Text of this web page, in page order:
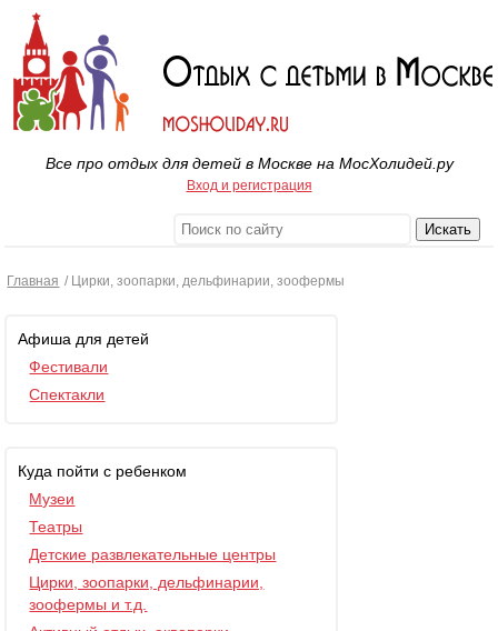
Все про отдых для детей в Москве на МосХолидей.ру
Вход и регистрация
Главная / Цирки, зоопарки, дельфинарии, зоофермы
Афиша для детей
Фестивали
Спектакли
Куда пойти с ребенком
Музеи
Театры
Детские развлекательные центры
Цирки, зоопарки, дельфинарии,
зоофермы и т.д.